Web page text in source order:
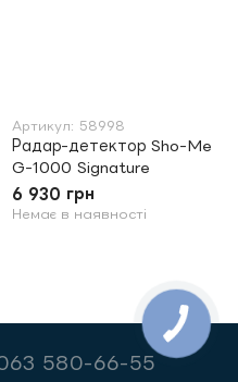
Артикул: 58998
Радар-детектор Sho-Me
G-1000 Signature
6 930 грн
Немає в наявності
580-66-55